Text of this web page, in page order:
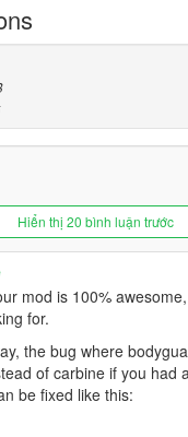
U Can Edit Keys For Mod
BodyGuards Dead
U Can Spawn 7
Switch Weapon In
Automatically When
&&
Hiển thị 20 bình luận trước
mod is 100%
for.
the bug where
of carbine if you had
be fixed like this: